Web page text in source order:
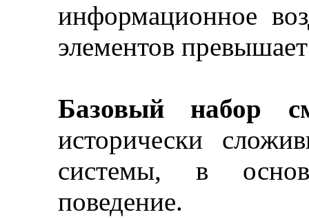
информационное
элементов
Базовый набор
исторически
системы, в
поведение.